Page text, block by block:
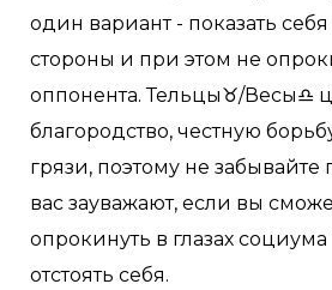
один вариант - показать
стороны и при этом не
оппонента. Тельцы♉/Весы♎
благородство, честную
грязи, поэтому не забывайте
вас зауважают, если вы
опрокинуть в глазах
отстоять себя.